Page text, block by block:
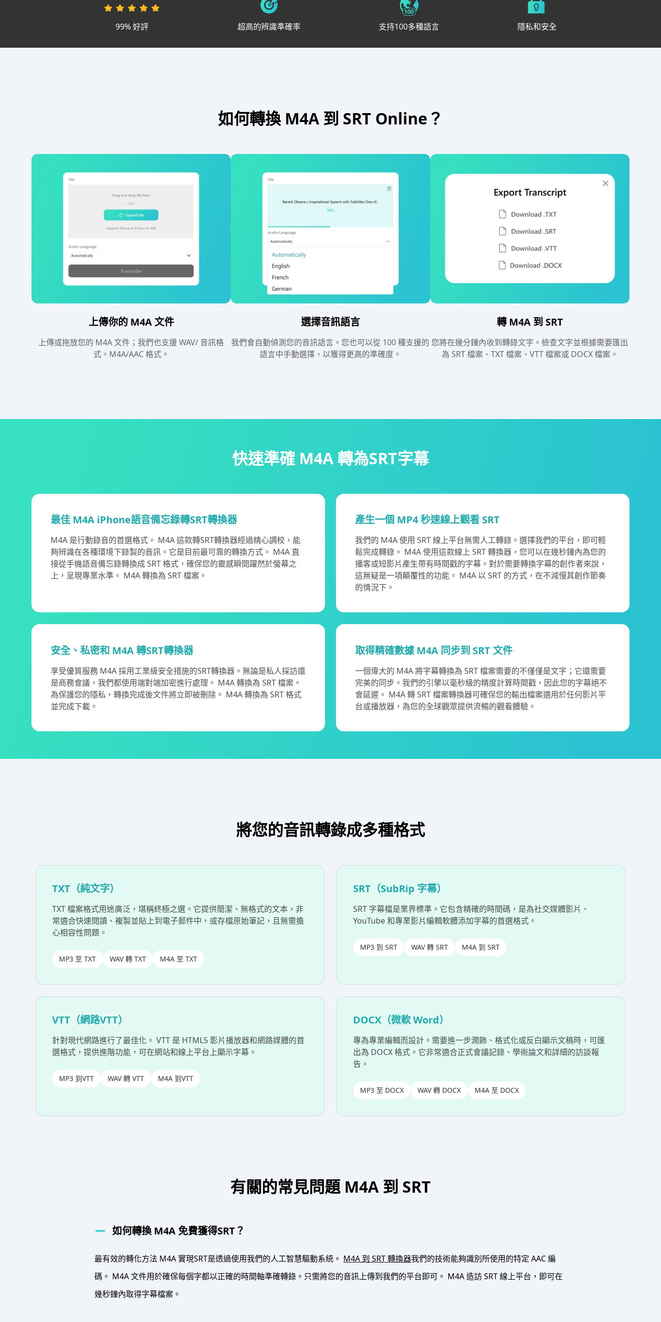
99% 好評 超高的辨識準確率 支持100多種語言 隱私和安全
如何轉換 M4A 到 SRT Online？
上傳你的 M4A 文件
上傳或拖放您的 M4A 文件；我們也支援 WAV/ 音訊格
式。M4A/AAC 格式。
選擇音訊語言
我們會自動偵測您的音訊語言。您也可以從 100 種支援的
語言中手動選擇，以獲得更高的準確度。
轉 M4A 到 SRT
您將在幾分鐘內收到轉錄文字。檢查文字並根據需要匯出
為 SRT 檔案、TXT 檔案、VTT 檔案或 DOCX 檔案。
快速準確 M4A 轉為SRT字幕
最佳 M4A iPhone語音備忘錄轉SRT轉換器
M4A 是行動錄音的首選格式。 M4A 這款轉SRT轉換器經過精心調校，能
夠辨識在各種環境下錄製的音訊。它是目前最可靠的轉換方式。 M4A 直
接從手機語音備忘錄轉換成 SRT 格式，確保您的靈感瞬間躍然於螢幕之
上，呈現專業水準。 M4A 轉換為 SRT 檔案。
產生一個 MP4 秒速線上觀看 SRT
我們的 M4A 使用 SRT 線上平台無需人工轉錄。選擇我們的平台，即可輕
鬆完成轉錄。 M4A 使用這款線上 SRT 轉換器，您可以在幾秒鐘內為您的
播客或短影片產生帶有時間戳的字幕。對於需要轉換字幕的創作者來說，
這無疑是一項顛覆性的功能。 M4A 以 SRT 的方式，在不減慢其創作節奏
的情況下。
安全、私密和 M4A 轉SRT轉換器
享受優質服務 M4A 採用工業級安全措施的SRT轉換器。無論是私人採訪還
是商務會議，我們都使用端對端加密進行處理。 M4A 轉換為 SRT 檔案。
為保護您的隱私，轉換完成後文件將立即被刪除。 M4A 轉換為 SRT 格式
並完成下載。
取得精確數據 M4A 同步到 SRT 文件
一個偉大的 M4A 將字幕轉換為 SRT 檔案需要的不僅僅是文字；它還需要
完美的同步。我們的引擎以毫秒級的精度計算時間戳，因此您的字幕絕不
會延遲。 M4A 轉 SRT 檔案轉換器可確保您的輸出檔案適用於任何影片平
台或播放器，為您的全球觀眾提供流暢的觀看體驗。
將您的音訊轉錄成多種格式
TXT（純文字）
TXT 檔案格式用途廣泛，堪稱終極之選。它提供簡潔、無格式的文本，非
常適合快速閱讀、複製並貼上到電子郵件中，或存檔原始筆記，且無需擔
心相容性問題。
MP3 至 TXT WAV 轉 TXT M4A 至 TXT
SRT（SubRip 字幕）
SRT 字幕檔是業界標準。它包含精確的時間碼，是為社交媒體影片、
YouTube 和專業影片編輯軟體添加字幕的首選格式。
MP3 到 SRT WAV 轉 SRT M4A 到 SRT
VTT（網路VTT）
針對現代網路進行了最佳化。 VTT 是 HTML5 影片播放器和網路媒體的首
選格式，提供進階功能，可在網站和線上平台上顯示字幕。
MP3 到VTT WAV 轉 VTT M4A 到VTT
DOCX（微軟 Word）
專為專業編輯而設計。需要進一步潤飾、格式化或反白顯示文稿時，可匯
出為 DOCX 格式。它非常適合正式會議記錄、學術論文和詳細的訪談報
告。
MP3 至 DOCX WAV 轉 DOCX M4A 至 DOCX
有關的常見問題 M4A 到 SRT
如何轉換 M4A 免費獲得SRT？
最有效的轉化方法 M4A 實現SRT是透過使用我們的人工智慧驅動系統。 M4A 到 SRT 轉換器我們的技術能夠識別所使用的特定 AAC 編
碼。 M4A 文件用於確保每個字都以正確的時間軸準確轉錄。只需將您的音訊上傳到我們的平台即可。 M4A 造訪 SRT 線上平台，即可在
幾秒鐘內取得字幕檔案。